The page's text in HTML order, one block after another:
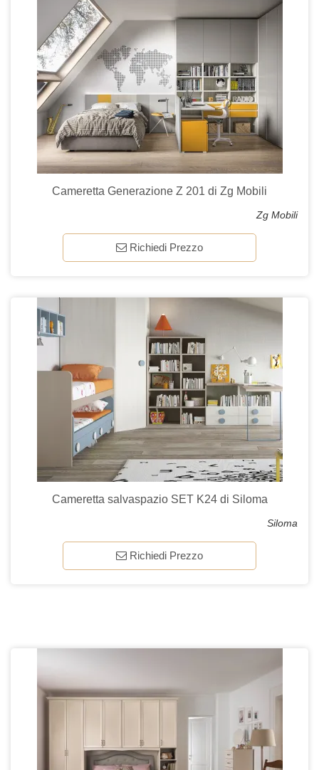
Cameretta Generazione Z 201 di Zg Mobili
Zg Mobili
Richiedi Prezzo
Cameretta salvaspazio SET K24 di Siloma
Siloma
Richiedi Prezzo